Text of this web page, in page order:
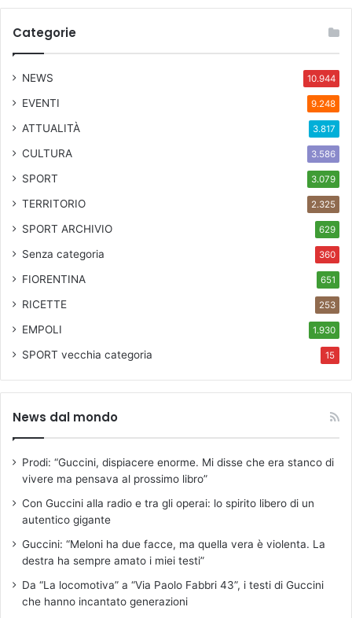
Categorie
NEWS 10.944
EVENTI 9.248
ATTUALITÀ 3.817
CULTURA 3.586
SPORT 3.079
TERRITORIO 2.325
SPORT ARCHIVIO 629
Senza categoria 360
FIORENTINA 651
RICETTE 253
EMPOLI 1.930
SPORT vecchia categoria 15
News dal mondo
Prodi: “Guccini, dispiacere enorme. Mi disse che era stanco di
vivere ma pensava al prossimo libro”
Con Guccini alla radio e tra gli operai: lo spirito libero di un
autentico gigante
Guccini: “Meloni ha due facce, ma quella vera è violenta. La
destra ha sempre amato i miei testi”
Da “La locomotiva” a “Via Paolo Fabbri 43”, i testi di Guccini
che hanno incantato generazioni